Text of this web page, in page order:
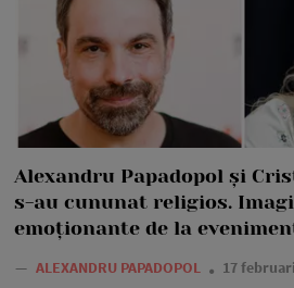
Alexandru Papadopol și
s-au cununat religios.
emoționante de la
— ALEXANDRU PAPADOPOL 17